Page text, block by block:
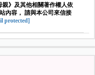
》及其他相關著作權人依
內容， 請與本公司來信接
protected]